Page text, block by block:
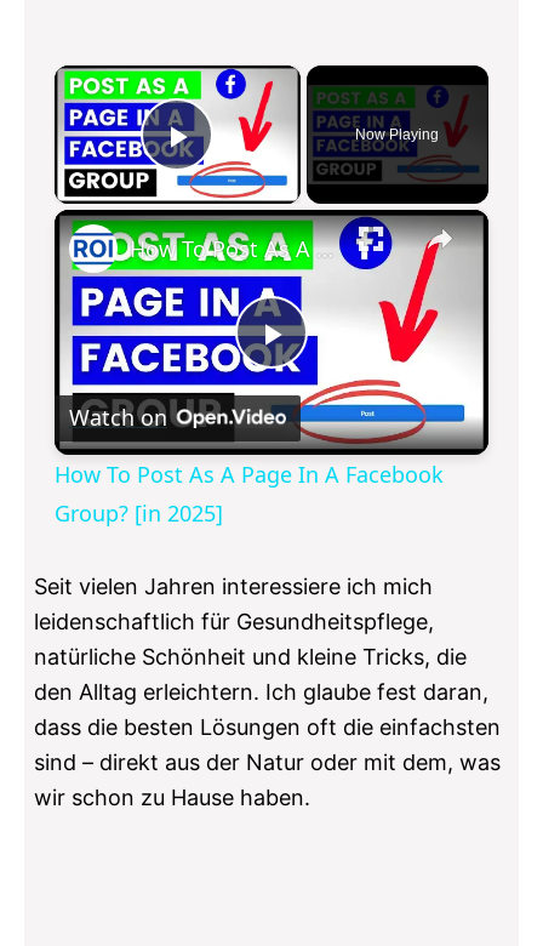
×
P
l
a
y
V
i
d
e
o
Now Playing
×
P
l
y
V
i
d
How To Post As A Page In A Facebook Group? [in 2025]
Watch on
How To Post As A Page In A Facebook
Group? [in 2025]
Seit vielen Jahren interessiere ich mich
leidenschaftlich für Gesundheitspflege,
natürliche Schönheit und kleine Tricks, die
den Alltag erleichtern. Ich glaube fest daran,
dass die besten Lösungen oft die einfachsten
sind – direkt aus der Natur oder mit dem, was
wir schon zu Hause haben.